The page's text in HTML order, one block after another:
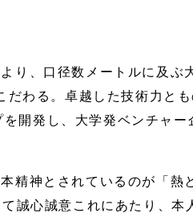
り、口径数メートルに及ぶ
わる。卓越した技術力と
開発し、大学発ベンチャ
精神とされているのが「熱
誠心誠意これにあたり、本